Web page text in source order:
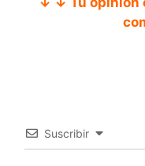
Suscribir